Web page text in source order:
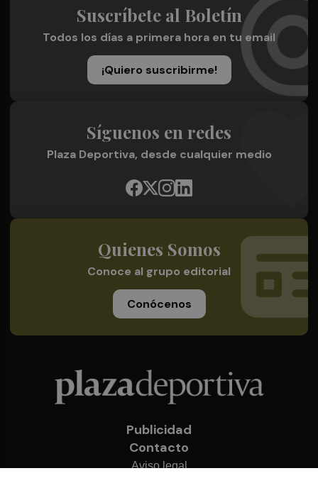
Suscríbete al Boletín
Todos los días a primera hora en tu email
¡Quiero suscribirme!
Síguenos en redes
Plaza Deportiva, desde cualquier medio
Quienes Somos
Conoce al grupo editorial
Conócenos
Publicidad
Contacto
Aviso legal